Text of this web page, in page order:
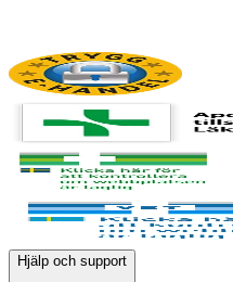
Hjälp och support